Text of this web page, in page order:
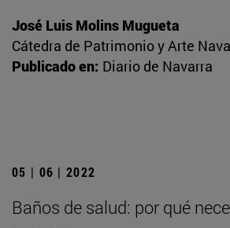
José Luis Molins Mugueta
Cátedra de Patrimonio y Arte
Publicado en: Diario de Navarra
05 | 06 | 2022
Baños de salud: por qué